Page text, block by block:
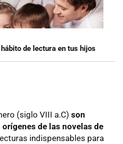
de lectura en tus hijos
(siglo VIII a.C) son
de las novelas de
indispensables para